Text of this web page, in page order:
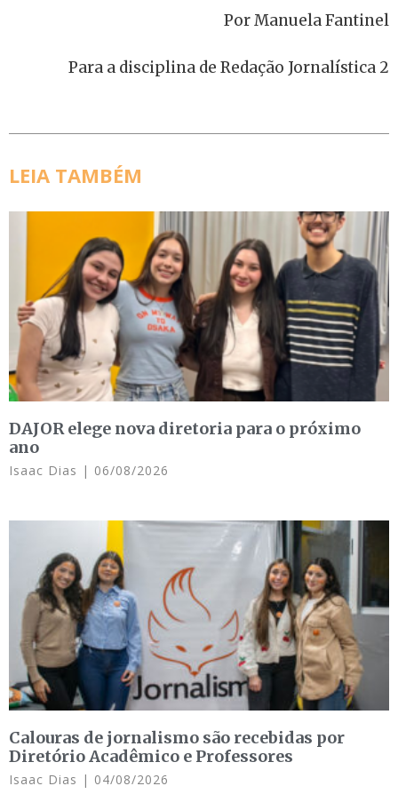
Por Manuela Fantinel
Para a disciplina de Redação Jornalística 2
LEIA TAMBÉM
DAJOR elege nova diretoria para o próximo
ano
Isaac Dias 06/08/2026
Calouras de jornalismo são recebidas por
Diretório Acadêmico e Professores
Isaac Dias 04/08/2026